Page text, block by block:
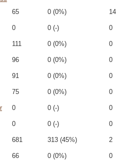
65 0 (0%) 14
0 0 (-) 0
111 0 (0%) 0
96 0 (0%) 0
91 0 (0%) 0
75 0 (0%) 0
0 0 (-) 0
0 0 (-) 0
681 313 (45%) 2
66 0 (0%) 0